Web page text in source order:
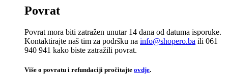
Povrat
Povrat mora biti zatražen unutar 14 dana od datuma isporuke.
Kontaktirajte naš tim za podršku na info@shopero.ba ili 061
940 941 kako biste zatražili povrat.
Više o povratu i refundaciji pročitajte ovdje.